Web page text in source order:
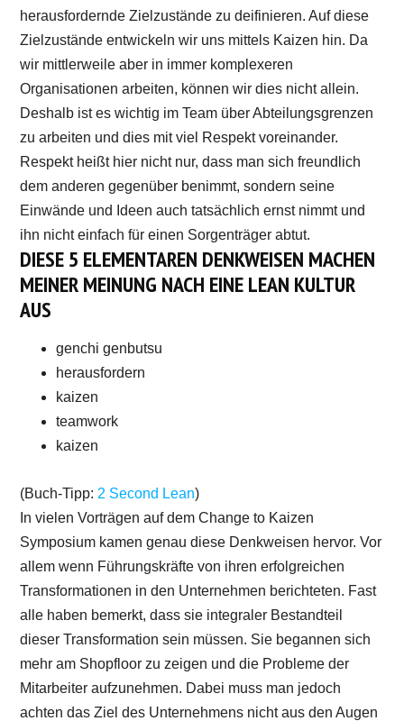
herausfordernde Zielzustände zu deifinieren. Auf diese
Zielzustände entwickeln wir uns mittels Kaizen hin. Da
wir mittlerweile aber in immer komplexeren
Organisationen arbeiten, können wir dies nicht allein.
Deshalb ist es wichtig im Team über Abteilungsgrenzen
zu arbeiten und dies mit viel Respekt voreinander.
Respekt heißt hier nicht nur, dass man sich freundlich
dem anderen gegenüber benimmt, sondern seine
Einwände und Ideen auch tatsächlich ernst nimmt und
ihn nicht einfach für einen Sorgenträger abtut.
DIESE 5 ELEMENTAREN DENKWEISEN MACHEN
MEINER MEINUNG NACH EINE LEAN KULTUR
AUS
genchi genbutsu
herausfordern
kaizen
teamwork
kaizen
(Buch-Tipp: 2 Second Lean)
In vielen Vorträgen auf dem Change to Kaizen
Symposium kamen genau diese Denkweisen hervor. Vor
allem wenn Führungskräfte von ihren erfolgreichen
Transformationen in den Unternehmen berichteten. Fast
alle haben bemerkt, dass sie integraler Bestandteil
dieser Transformation sein müssen. Sie begannen sich
mehr am Shopfloor zu zeigen und die Probleme der
Mitarbeiter aufzunehmen. Dabei muss man jedoch
achten das Ziel des Unternehmens nicht aus den Augen